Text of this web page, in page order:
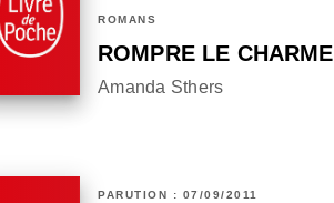
ROMANS
ROMPRE LE CHARME
Amanda Sthers
PARUTION : 07/09/2011